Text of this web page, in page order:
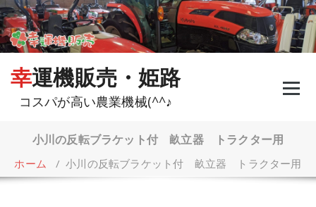
コ
ン
テ
ン
幸運機販売・姫路
コスパが高い農業機械(^^♪
小川の反転ブラケット付 畝立器 トラクター用
ホーム /小川の反転ブラケット付 畝立器 トラクター用